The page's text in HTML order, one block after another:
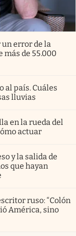
error de la
más de 55.000
al país. Cuáles
lluvias
en la rueda del
actuar
y la salida de
que hayan
ruso: “Colón
América, sino